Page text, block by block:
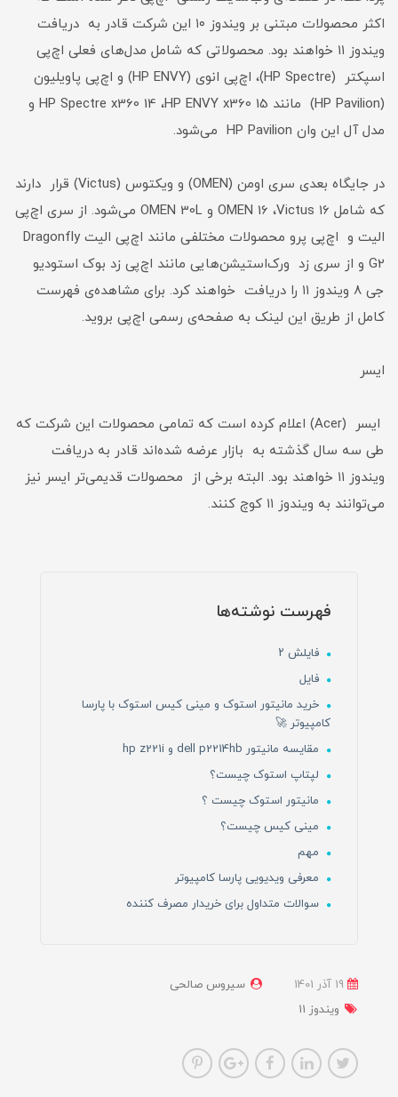
اکثر محصولات مبتنی بر ویندوز ۱۰ این شرکت قادر به دریافت
ویندوز ۱۱ خواهند بود. محصولاتی که شامل مدل‌های فعلی اچ‌پی
اسپکتر (HP Spectre)، اچ‌پی انوی (HP ENVY) و اچ‌پی پاویلیون
(HP Pavilion) مانند HP Spectre x360 14 ،HP ENVY x360 15 و
مدل آل این وان HP Pavilion می‌شود.
در جایگاه بعدی سری اومن (OMEN) و ویکتوس (Victus) قرار دارند
که شامل OMEN 16 ،Victus 16 و OMEN 30L می‌شود. از سری اچ‌پی
الیت و اچ‌پی پرو محصولات مختلفی مانند اچ‌پی الیت Dragonfly
G2 و از سری زد ورک‌استیشن‌هایی مانند اچ‌پی زد بوک استودیو
جی ۸ ویندوز ۱۱ را دریافت خواهند کرد. برای مشاهده‌ی فهرست
کامل از طریق این لینک به صفحه‌ی رسمی اچ‌پی بروید.
ایسر
ایسر (Acer) اعلام کرده است که تمامی محصولات این شرکت که
طی سه سال گذشته به بازار عرضه شده‌اند قادر به دریافت
ویندوز ۱۱ خواهند بود. البته برخی از محصولات قدیمی‌تر ایسر نیز
می‌توانند به ویندوز ۱۱ کوچ کنند.
فهرست نوشته‌ها
فایلش ۲
فایل
خرید مانیتور استوک و مینی کیس استوک با پارسا
کامپیوتر 🚀
مقایسه مانیتور dell p2214hb و hp z221i
لپتاپ استوک چیست؟
مانیتور استوک چیست ؟
مینی کیس چیست؟
مهم
معرفی ویدیویی پارسا کامپیوتر
سوالات متداول برای خریدار مصرف کننده
سیروس صالحی
ویندوز 11